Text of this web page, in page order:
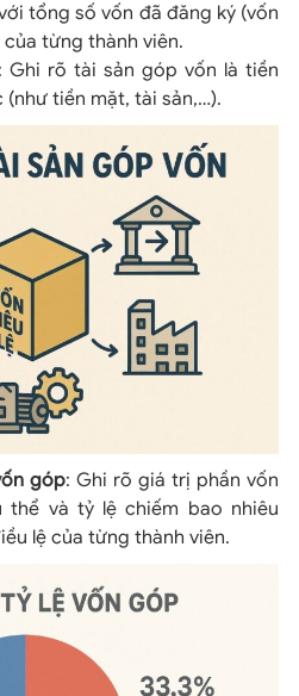
tổng số vốn đã đăng ký (vốn
từng thành viên.
: Ghi rõ tài sản góp vốn là tiền
tiền mặt, tài sản,…).
góp: Ghi rõ giá trị phần vốn
và tỷ lệ chiếm bao nhiêu
lệ của từng thành viên.